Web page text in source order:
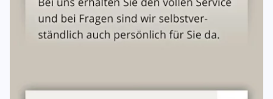
Vor der Fahrzeugübernahme ist eineKautionzu
hinterlegen (bar, Kreditkarte oder EC-Karte).
Die Kaution wird nach ordnungsgemäßer Rückgabe und